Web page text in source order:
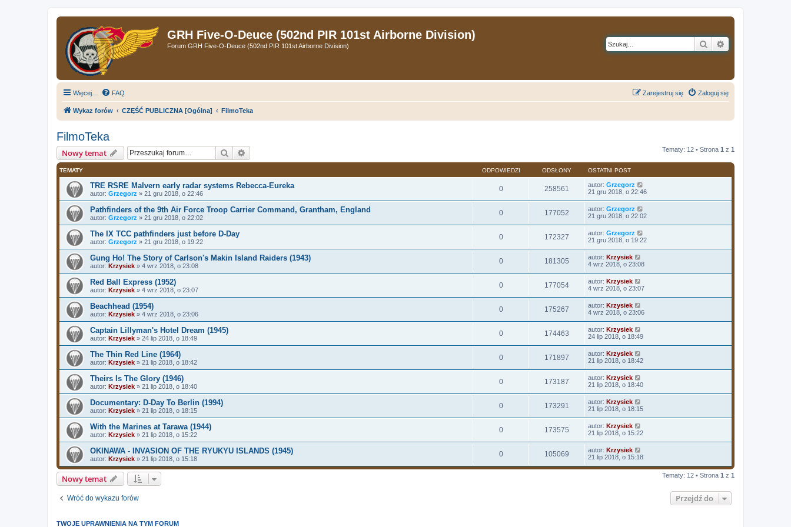
GRH Five-O-Deuce (502nd PIR 101st Airborne Division)
Forum GRH Five-O-Deuce (502nd PIR 101st Airborne Division) Szukaj
Więcej… FAQ Zaloguj się
Zarejestruj się
Wykaz forów CZĘŚĆ PUBLICZNA [Ogólna] FilmoTeka
FilmoTeka
Nowy temat Szukaj Tematy: 12 • Strona 1 z 1
TEMATY ODPOWIEDZI ODSŁONY OSTATNI POST
TRE RSRE Malvern early radar systems Rebecca-Eureka
autor: Grzegorz » 21 gru 2018, o 22:46
0 258561 autor: Grzegorz
21 gru 2018, o 22:46
Pathfinders of the 9th Air Force Troop Carrier Command, Grantham, England
autor: Grzegorz » 21 gru 2018, o 22:02
0 177052 autor: Grzegorz
21 gru 2018, o 22:02
The IX TCC pathfinders just before D-Day
autor: Grzegorz » 21 gru 2018, o 19:22
0 172327 autor: Grzegorz
21 gru 2018, o 19:22
Gung Ho! The Story of Carlson's Makin Island Raiders (1943)
autor: Krzysiek » 4 wrz 2018, o 23:08
0 181305 autor: Krzysiek
4 wrz 2018, o 23:08
Red Ball Express (1952)
autor: Krzysiek » 4 wrz 2018, o 23:07
0 177054 autor: Krzysiek
4 wrz 2018, o 23:07
Beachhead (1954)
autor: Krzysiek » 4 wrz 2018, o 23:06
0 175267 autor: Krzysiek
4 wrz 2018, o 23:06
Captain Lillyman's Hotel Dream (1945)
autor: Krzysiek » 24 lip 2018, o 18:49
0 174463 autor: Krzysiek
24 lip 2018, o 18:49
The Thin Red Line (1964)
autor: Krzysiek » 21 lip 2018, o 18:42
0 171897 autor: Krzysiek
21 lip 2018, o 18:42
Theirs Is The Glory (1946)
autor: Krzysiek » 21 lip 2018, o 18:40
0 173187 autor: Krzysiek
21 lip 2018, o 18:40
Documentary: D-Day To Berlin (1994)
autor: Krzysiek » 21 lip 2018, o 18:15
0 173291 autor: Krzysiek
21 lip 2018, o 18:15
With the Marines at Tarawa (1944)
autor: Krzysiek » 21 lip 2018, o 15:22
0 173575 autor: Krzysiek
21 lip 2018, o 15:22
OKINAWA - INVASION OF THE RYUKYU ISLANDS (1945)
autor: Krzysiek » 21 lip 2018, o 15:18
0 105069 autor: Krzysiek
21 lip 2018, o 15:18
Nowy temat Tematy: 12 • Strona 1 z 1
Wróć do wykazu forów Przejdź do
TWOJE UPRAWNIENIA NA TYM FORUM